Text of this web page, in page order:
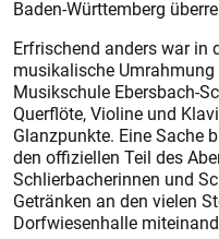
Baden-Württemberg
Erfrischend anders war in
musikalische
Musikschule Ebersbach-
Querflöte, Violine und
Glanzpunkte. Eine Sache
den offiziellen Teil des
Schlierbacherinnen und
Getränken an den vielen
Dorfwiesenhalle